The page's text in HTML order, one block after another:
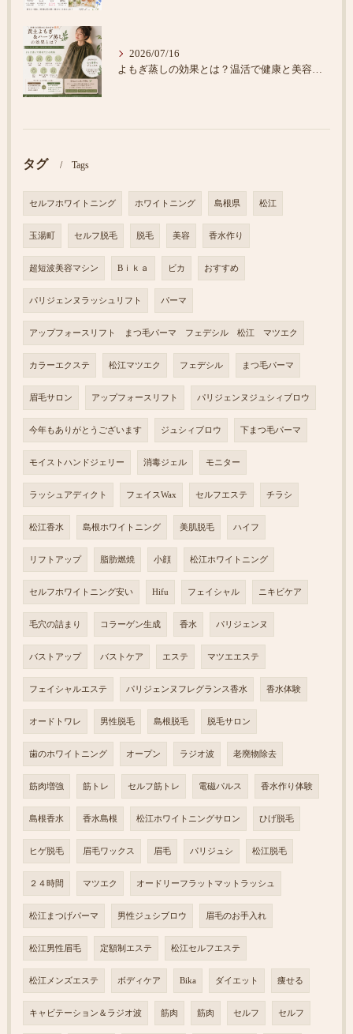
2026/07/16
よもぎ蒸しの効果とは？温活で健康と美容をサポート
タグ Tags
セルフホワイトニング ホワイトニング 島根県 松江
玉湯町 セルフ脱毛 脱毛 美容 香水作り
超短波美容マシン Bｉｋａ ビカ おすすめ
パリジェンヌラッシュリフト パーマ
アップフォースリフト まつ毛パーマ フェデシル 松江 マツエク
カラーエクステ 松江マツエク フェデシル まつ毛パーマ
眉毛サロン アップフォースリフト パリジェンヌジュシィブロウ
今年もありがとうございます ジュシィブロウ 下まつ毛パーマ
モイストハンドジェリー 消毒ジェル モニター
ラッシュアディクト フェイスWax セルフエステ チラシ
松江香水 島根ホワイトニング 美肌脱毛 ハイフ
リフトアップ 脂肪燃焼 小顔 松江ホワイトニング
セルフホワイトニング安い Hifu フェイシャル ニキビケア
毛穴の詰まり コラーゲン生成 香水 パリジェンヌ
バストアップ バストケア エステ マツエエステ
フェイシャルエステ パリジェンヌフレグランス香水 香水体験
オードトワレ 男性脱毛 島根脱毛 脱毛サロン
歯のホワイトニング オープン ラジオ波 老廃物除去
筋肉増強 筋トレ セルフ筋トレ 電磁パルス 香水作り体験
島根香水 香水島根 松江ホワイトニングサロン ひげ脱毛
ヒゲ脱毛 眉毛ワックス 眉毛 パリジュシ 松江脱毛
２４時間 マツエク オードリーフラットマットラッシュ
松江まつげパーマ 男性ジュシブロウ 眉毛のお手入れ
松江男性眉毛 定額制エステ 松江セルフエステ
松江メンズエステ ボディケア Bika ダイエット 痩せる
キャビテーション＆ラジオ波 筋肉 筋肉 セルフ セルフ